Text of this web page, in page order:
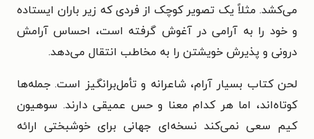
می‌کشد. مثلاً یک تصویر کوچک از فردی که زیر باران ایستاده
و خود را به آرامی در آغوش گرفته است، احساس آرامش
درونی و پذیرش خویشتن را به مخاطب انتقال می‌دهد.
لحن کتاب بسیار آرام، شاعرانه و تأمل‌برانگیز است. جمله‌ها
کوتاه‌اند، اما هر کدام معنا و حس عمیقی دارند. سوهیون
کیم سعی نمی‌کند نسخه‌ای جهانی برای خوشبختی ارائه